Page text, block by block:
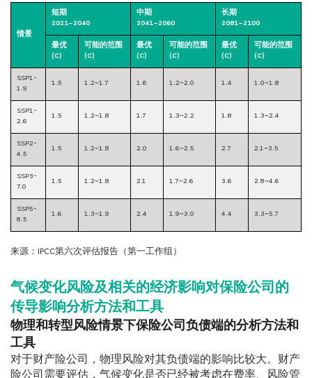
情景
短期
2021–2040
中期
2041–2060
长期
2081–2100
最优
(C)
可能的范围
(C)
最优
(C)
可能的范围
(C)
最优
(C)
可能的范围
(C)
SSP1-
1.9
1.5 1.2~1.7 1.6 1.2~2.0 1.4 1.0~1.8
SSP1-
2.6
1.5 1.2~1.8 1.7 1.3~2.2 1.8 1.3~2.4
SSP2-
4.5
1.5 1.2~1.8 2.0 1.6~2.5 2.7 2.1~3.5
SSP3-
7.0
1.5 1.2~1.8 2.1 1.7~2.6 3.6 2.8~4.6
SSP5-
8.5
1.6 1.3~1.9 2.4 1.9~3.0 4.4 3.3~5.7
来源：IPCC第六次评估报告（第一工作组）
气候变化风险及相关的经济影响对保险公司的
传导影响分析方法和工具
物理和转型风险情景下保险公司负债端的分析方法和
工具
对于财产险公司，物理风险对其负债端的影响比较大。财产
险公司需要评估，气候变化是否已经被考虑在费率、风险管